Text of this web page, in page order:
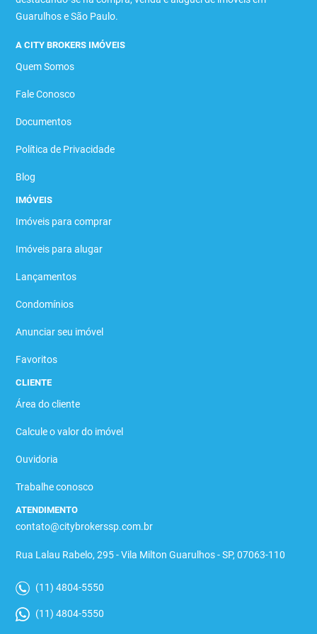
Guarulhos e São Paulo.
A CITY BROKERS IMÓVEIS
Quem Somos
Fale Conosco
Documentos
Política de Privacidade
Blog
IMÓVEIS
Imóveis para comprar
Imóveis para alugar
Lançamentos
Condomínios
Anunciar seu imóvel
Favoritos
CLIENTE
Área do cliente
Calcule o valor do imóvel
Ouvidoria
Trabalhe conosco
ATENDIMENTO
contato@citybrokerssp.com.br
Rua Lalau Rabelo, 295 - Vila Milton Guarulhos - SP, 07063-110
(11) 4804-5550
(11) 4804-5550